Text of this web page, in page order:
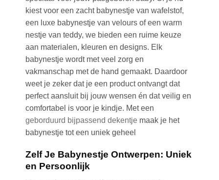
kiest voor een zacht babynestje van wafelstof,
een luxe babynestje van velours of een warm
nestje van teddy, we bieden een ruime keuze
aan materialen, kleuren en designs. Elk
babynestje wordt met veel zorg en
vakmanschap met de hand gemaakt. Daardoor
weet je zeker dat je een product ontvangt dat
perfect aansluit bij jouw wensen én dat veilig en
comfortabel is voor je kindje. Met een
geborduurd bijpassend dekentjemaak je het
babynestje tot een uniek geheel
Zelf Je Babynestje Ontwerpen: Uniek
en Persoonlijk